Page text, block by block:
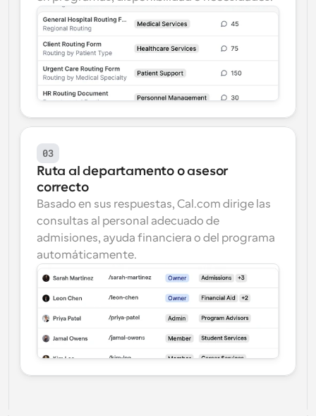
03
Ruta al departamento o asesor
correcto
Basado en sus respuestas, Cal.com dirige las
consultas al personal adecuado de
admisiones, ayuda financiera o del programa
automáticamente.